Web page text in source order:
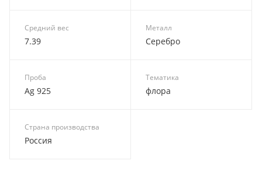
Средний вес
7.39
Металл
Серебро
Проба
Ag 925
Тематика
флора
Страна производства
Россия